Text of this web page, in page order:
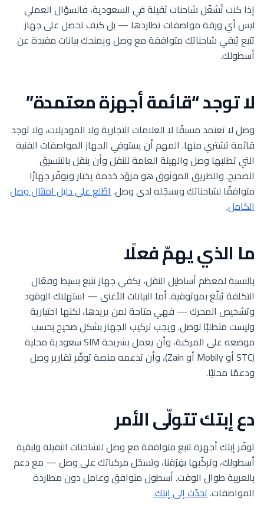
إذا كنت تُشغّل شاحنات ثقيلة في السعودية، فالسؤال العملي
ليس أي ورقة مواصفات تطاردها — بل كيف تحصل على جهاز
تتبع يُبقي شاحناتك متوافقة مع وصل ويمنحك بيانات مفيدة عن
أسطولك.
لا توجد “قائمة أجهزة معتمدة”
وصل لا تعتمد مسبقًا لا العلامات التجارية ولا الموديلات، ولا توجد
قائمة تشتري منها. المهم أن يستوفي الجهاز المواصفات الفنية
التي تطلبها وصل والهيئة العامة للنقل وأن ينقل بالتنسيق
الصحيح. والطريق الموثوق هو مزوّد خدمة يختار ويوفّر جهازًا
متوافقًا لشاحناتك ويسجّله لدى وصل.اطّلع على دليل امتثال وصل
الكامل.
ما الذي يهمّ فعلًا
بالنسبة لمعظم أساطيل النقل، يكفي جهاز تتبع بسيط وفعّال
التكلفة يُبلّغ بموثوقية. أما البيانات الأغنى — استهلاك الوقود
وتشخيص المحرك — فهي متاحة لمن يريدها، لكنها اختيارية
وليست متطلبًا لوصل. ويجب تركيب الجهاز بشكل صحيح بحسب
موضعه على المركبة، وأن يعمل بشريحة SIM سعودية محلية
(STC أو Mobily أو Zain)، وأن تدعمه منصة توفّر تقارير وصل
ودعمًا محليًا.
دع إبتك تتولّى الأمر
توفّر إبتك أجهزة تتبع متوافقة مع وصل للشاحنات الثقيلة ولبقية
أسطولك، وتركّبها بفِرَقنا، وتسجّل مركباتك على وصل — مع دعم
بالعربية طوال الوقت. أسطول متوافق وعامل دون مطاردة
المواصفات.تحدّث إلى إبتك.